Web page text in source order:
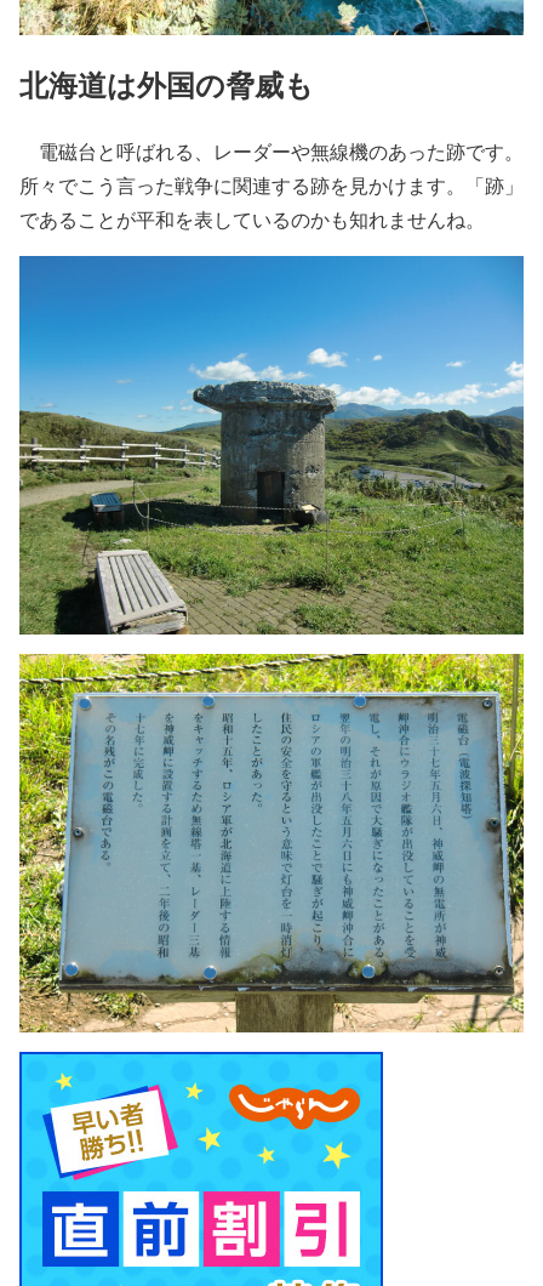
北海道は外国の脅威も
電磁台と呼ばれる、レーダーや無線機のあった跡です。
所々でこう言った戦争に関連する跡を見かけます。「跡」
であることが平和を表しているのかも知れませんね。